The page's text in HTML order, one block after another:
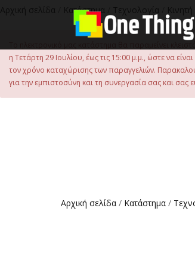
Αρχική σελίδα Κατάστημα Τεχνολογία
η Τετάρτη 29 Ιουλίου, έως τις 15:00 μ.μ., ώστε να
τον χρόνο καταχώρισης των παραγγελιών.
για την εμπιστοσύνη και τη συνεργασία σας και
Αρχική σελίδα / Κατάστημα /